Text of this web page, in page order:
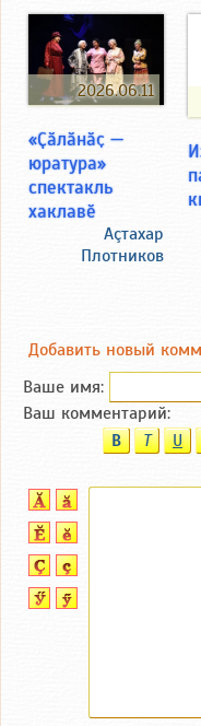
2026.06.11
«Ҫӑлӑнӑҫ —
юратура»
спектакль
хаклавӗ
Аçтахар
Плотников
Добавить новый
Ваше имя:
Ваш комментарий:
B T U